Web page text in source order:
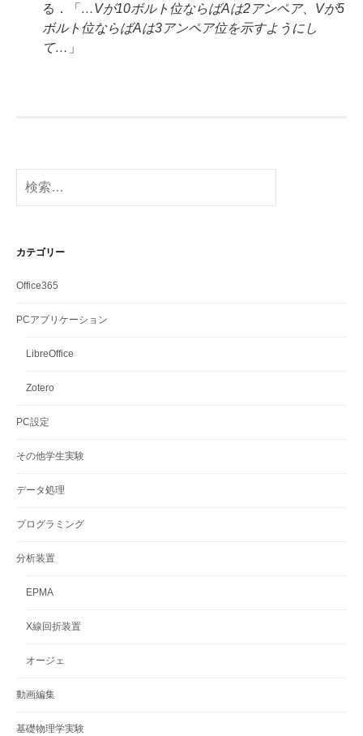
る．「 …Vが10ボルト位ならばAは2アンペア、Vが5
ボルト位ならばAは3アンペア位を示すようにし
て… 」
検
索:
カテゴリー
Office365
PCアプリケーション
LibreOffice
Zotero
PC設定
その他学生実験
データ処理
プログラミング
分析装置
EPMA
X線回折装置
オージェ
動画編集
基礎物理学実験